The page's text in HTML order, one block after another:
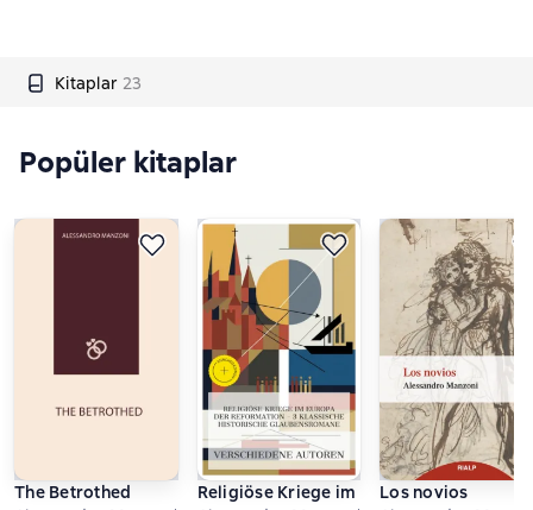
Kitaplar 23
Popüler kitaplar
The Betrothed
Religiöse Kriege im Europa der
Los novios